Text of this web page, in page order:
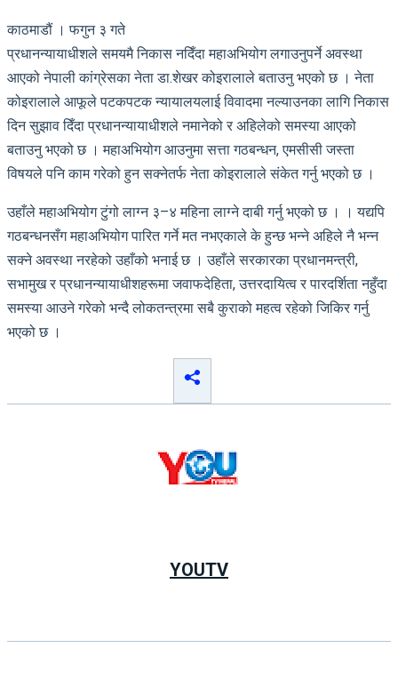
काठमाडौं । फगुन ३ गते
प्रधानन्यायाधीशले समयमै निकास नदिँदा महाअभियोग लगाउनुपर्ने अवस्था
आएको नेपाली कांग्रेसका नेता डा.शेखर कोइरालाले बताउनु भएको छ । नेता
कोइरालाले आफूले पटकपटक न्यायालयलाई विवादमा नल्याउनका लागि निकास
दिन सुझाव दिँदा प्रधानन्यायाधीशले नमानेको र अहिलेको समस्या आएको
बताउनु भएको छ । महाअभियोग आउनुमा सत्ता गठबन्धन, एमसीसी जस्ता
विषयले पनि काम गरेको हुन सक्नेतर्फ नेता कोइरालाले संकेत गर्नु भएको छ ।
उहाँले महाअभियोग टुंगो लाग्न ३–४ महिना लाग्ने दाबी गर्नु भएको छ । । यद्यपि
गठबन्धनसँग महाअभियोग पारित गर्ने मत नभएकाले के हुन्छ भन्ने अहिले नै भन्न
सक्ने अवस्था नरहेको उहाँको भनाई छ । उहाँले सरकारका प्रधानमन्त्री,
सभामुख र प्रधानन्यायाधीशहरूमा जवाफदेहिता, उत्तरदायित्व र पारदर्शिता नहुँदा
समस्या आउने गरेको भन्दै लोकतन्त्रमा सबै कुराको महत्व रहेको जिकिर गर्नु
भएको छ ।
YOUTV